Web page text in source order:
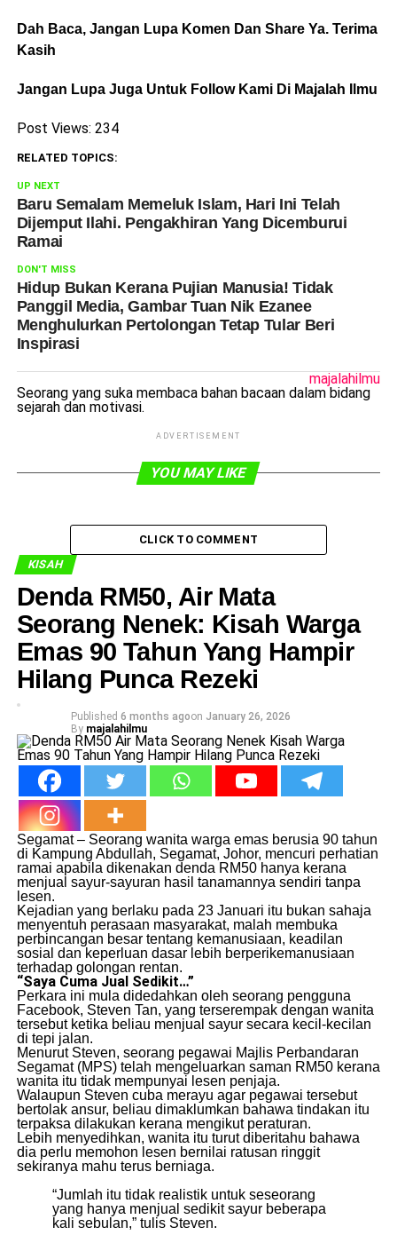
Dah Baca, Jangan Lupa Komen Dan Share Ya. Terima
Kasih
Jangan Lupa Juga Untuk Follow Kami Di Majalah Ilmu
Post Views: 234
RELATED TOPICS:
UP NEXT
Baru Semalam Memeluk Islam, Hari Ini Telah
Dijemput Ilahi. Pengakhiran Yang Dicemburui
Ramai
DON'T MISS
Hidup Bukan Kerana Pujian Manusia! Tidak
Panggil Media, Gambar Tuan Nik Ezanee
Menghulurkan Pertolongan Tetap Tular Beri
Inspirasi
majalahilmu
Seorang yang suka membaca bahan bacaan dalam bidang
sejarah dan motivasi.
ADVERTISEMENT
YOU MAY LIKE
CLICK TO COMMENT
KISAH
Denda RM50, Air Mata
Seorang Nenek: Kisah Warga
Emas 90 Tahun Yang Hampir
Hilang Punca Rezeki
Published 6 months agoon January 26, 2026
By majalahilmu
Segamat – Seorang wanita warga emas berusia 90 tahun
di Kampung Abdullah, Segamat, Johor, mencuri perhatian
ramai apabila dikenakan denda RM50 hanya kerana
menjual sayur-sayuran hasil tanamannya sendiri tanpa
lesen.
Kejadian yang berlaku pada 23 Januari itu bukan sahaja
menyentuh perasaan masyarakat, malah membuka
perbincangan besar tentang kemanusiaan, keadilan
sosial dan keperluan dasar lebih berperikemanusiaan
terhadap golongan rentan.
“Saya Cuma Jual Sedikit…”
Perkara ini mula didedahkan oleh seorang pengguna
Facebook, Steven Tan, yang terserempak dengan wanita
tersebut ketika beliau menjual sayur secara kecil-kecilan
di tepi jalan.
Menurut Steven, seorang pegawai Majlis Perbandaran
Segamat (MPS) telah mengeluarkan saman RM50 kerana
wanita itu tidak mempunyai lesen penjaja.
Walaupun Steven cuba merayu agar pegawai tersebut
bertolak ansur, beliau dimaklumkan bahawa tindakan itu
terpaksa dilakukan kerana mengikut peraturan.
Lebih menyedihkan, wanita itu turut diberitahu bahawa
dia perlu memohon lesen bernilai ratusan ringgit
sekiranya mahu terus berniaga.
“Jumlah itu tidak realistik untuk seseorang
yang hanya menjual sedikit sayur beberapa
kali sebulan,” tulis Steven.